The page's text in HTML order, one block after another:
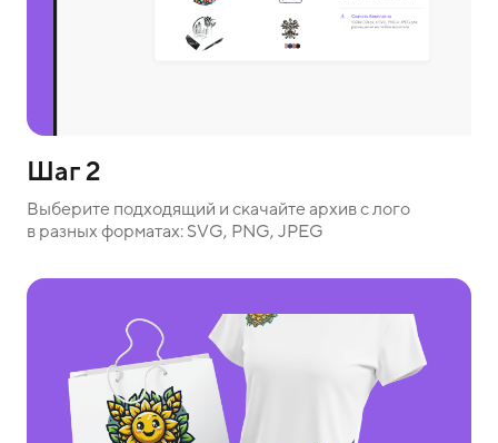
Шаг 2
Выберите подходящий и скачайте архив с лого
в разных форматах: SVG, PNG, JPEG